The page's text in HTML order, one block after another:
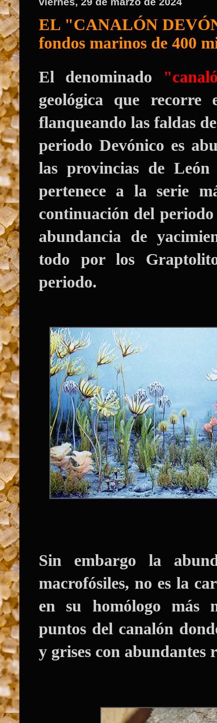
EL "CANALÓN
fondos marinos de 400
El denominado
geológica que recorre
flanqueando las faldas
periodo Devónico es
las provincias de
pertenece a la serie
continuación del
abundancia de
todo por los
periodo.
Sin embargo la
macrofósiles, no es la
en su homólogo más
puntos del canalón
y grises con abundantes